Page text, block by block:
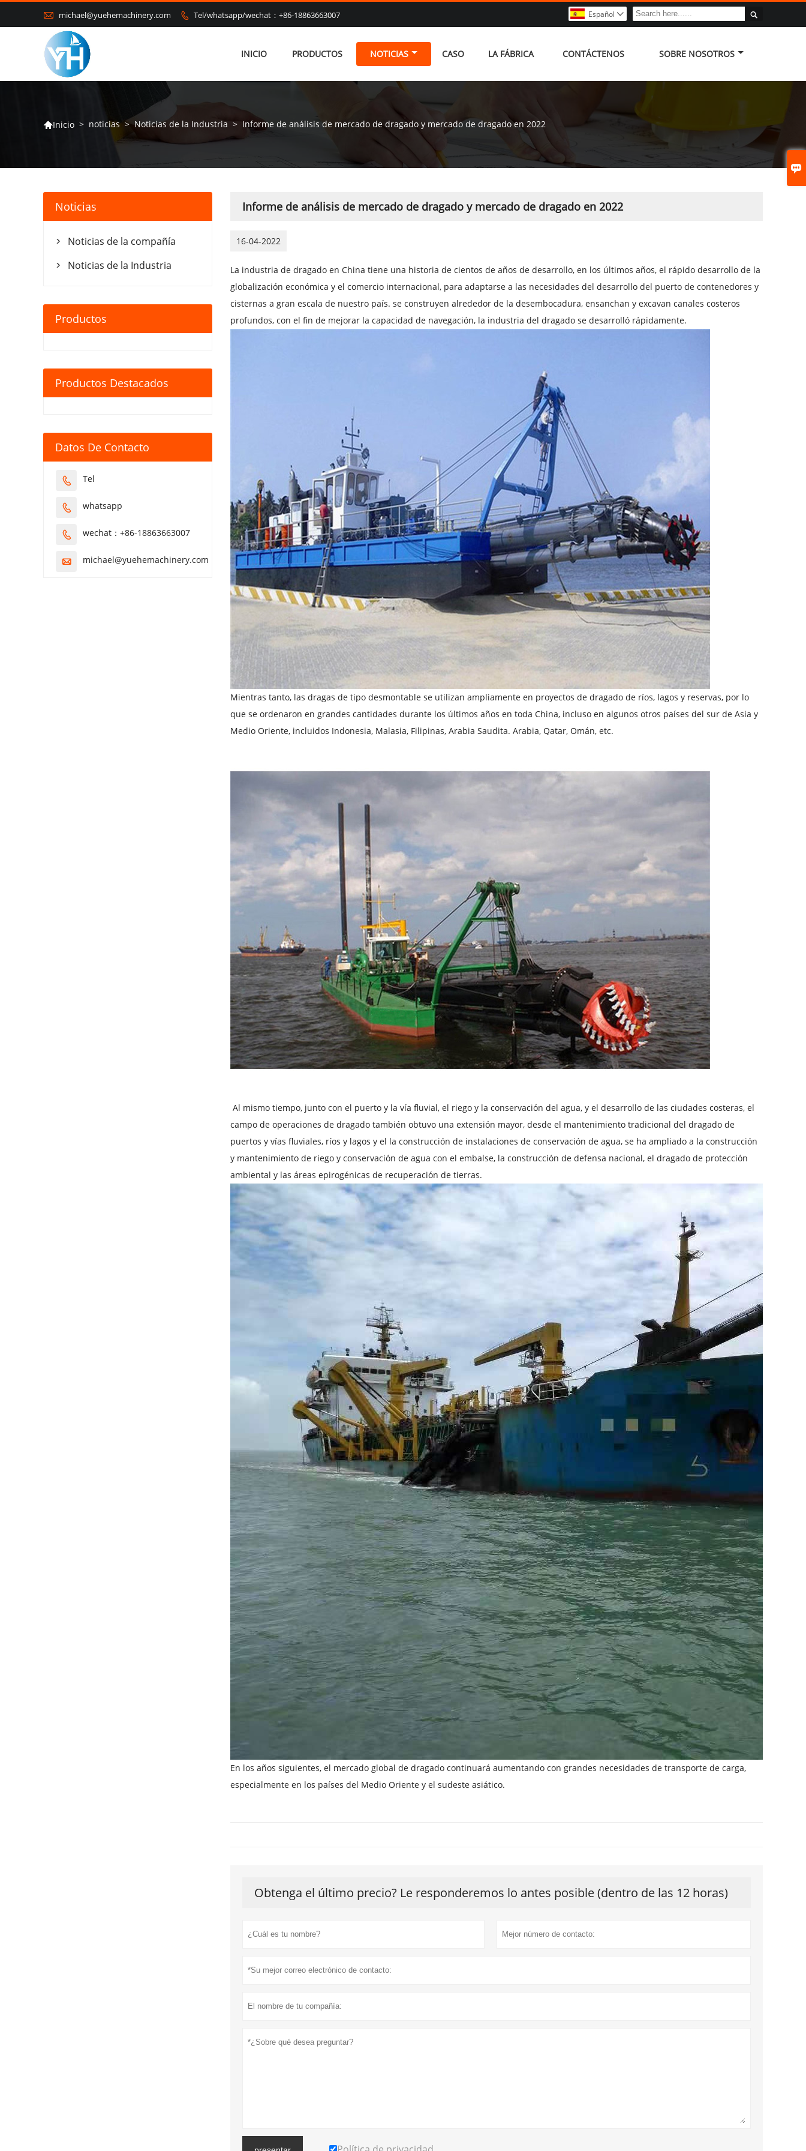

 michael@yuehemachinery.com  Tel/whatsapp/wechat：+86-18863663007 
Español 
INICIO PRODUCTOS NOTICIAS CASO LA FÁBRICA CONTÁCTENOS SOBRE NOSOTROS
Inicio > noticias > Noticias de la Industria > Informe de análisis de mercado de dragado y mercado de dragado en 2022
Informe de análisis de mercado de dragado y mercado de dragado en 2022
16-04-2022
La industria de dragado en China tiene una historia de cientos de años de desarrollo, en los últimos años, el rápido desarrollo de la
globalización económica y el comercio internacional, para adaptarse a las necesidades del desarrollo del puerto de contenedores y
cisternas a gran escala de nuestro país. se construyen alrededor de la desembocadura, ensanchan y excavan canales costeros
profundos, con el fin de mejorar la capacidad de navegación, la industria del dragado se desarrolló rápidamente.
Mientras tanto, las dragas de tipo desmontable se utilizan ampliamente en proyectos de dragado de ríos, lagos y reservas, por lo
que se ordenaron en grandes cantidades durante los últimos años en toda China, incluso en algunos otros países del sur de Asia y
Medio Oriente, incluidos Indonesia, Malasia, Filipinas, Arabia Saudita. Arabia, Qatar, Omán, etc.
Al mismo tiempo, junto con el puerto y la vía fluvial, el riego y la conservación del agua, y el desarrollo de las ciudades costeras, el
campo de operaciones de dragado también obtuvo una extensión mayor, desde el mantenimiento tradicional del dragado de
puertos y vías fluviales, ríos y lagos y el la construcción de instalaciones de conservación de agua, se ha ampliado a la construcción
y mantenimiento de riego y conservación de agua con el embalse, la construcción de defensa nacional, el dragado de protección
ambiental y las áreas epirogénicas de recuperación de tierras.
En los años siguientes, el mercado global de dragado continuará aumentando con grandes necesidades de transporte de carga,
especialmente en los países del Medio Oriente y el sudeste asiático.
Obtenga el último precio? Le responderemos lo antes posible (dentro de las 12 horas)
Noticias
 Noticias de la compañía
 Noticias de la Industria
Productos
Productos Destacados
Datos De Contacto
 Tel
 whatsapp
 wechat：+86-18863663007
 michael@yuehemachinery.com